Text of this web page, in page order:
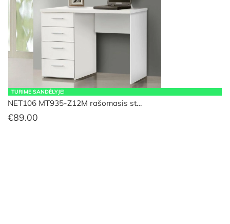
TURIME SANDĖLYJE!
NET106 MT935-Z12M rašomasis st…
€89.00